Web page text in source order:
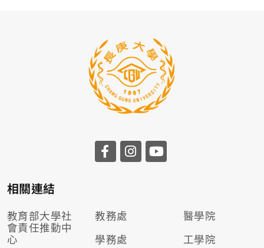
相關連結
教育部大學社
會責任推動中
心
教務處
學務處
醫學院
工學院